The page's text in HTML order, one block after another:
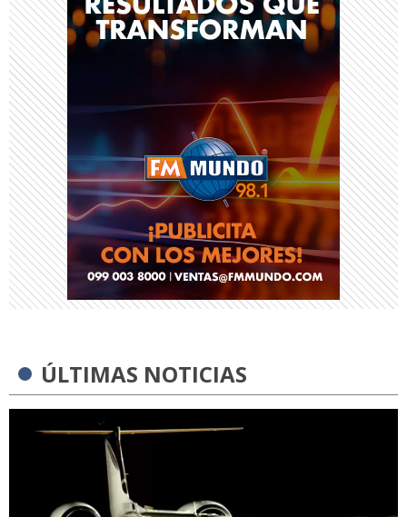
ÚLTIMAS NOTICIAS